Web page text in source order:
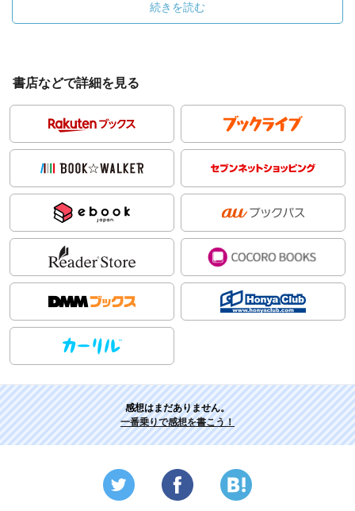
続きを読む
書店などで詳細を見る
感想はまだありません。
一番乗りで感想を書こう！